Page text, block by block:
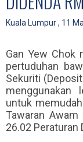
Kuala Lumpur , 11
Gan Yew Chok
pertuduhan
Sekuriti
menggunakan
untuk
Tawaran
26.02 Peraturan